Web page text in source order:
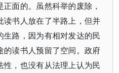
面的。虽然科举的废除，
书人放在了半路上，但并
路，因为有相对发达的民
的读书人预留了空间。政府
，也没有从法理上认为民